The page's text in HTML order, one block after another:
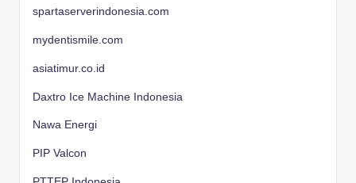
spartaserverindonesia.com
mydentismile.com
asiatimur.co.id
Daxtro Ice Machine Indonesia
Nawa Energi
PIP Valcon